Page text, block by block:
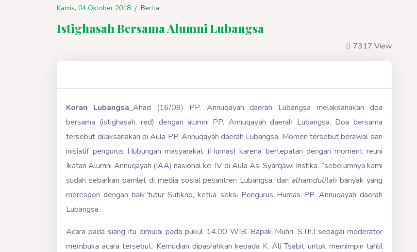
Kamis, 04 Oktober 2018 / Berita
Istighasah Bersama Alumni Lubangsa
7317 View
Koran Lubangsa_Ahad (16/09) PP. Annuqayah daerah Lubangsa melaksanakan doa
bersama (istighasah, red) dengan alumni PP. Annuqayah daerah Lubangsa. Doa bersama
tersebut dilaksanakan di Aula PP. Annuqayah daerah Lubangsa. Momen tersebut berawal dari
inisiatif pengurus Hubungan masyarakat (Humas) karena bertepatan dengan moment reuni
Ikatan Alumni Annuqayah (IAA) nasional ke-IV di Aula As-Syarqawi Instika. “sebelumnya kami
sudah sebarkan pamlet di media sosial pesantren Lubangsa, danalhamdulilah banyak yang
merespon dengan baik”tutur Sutikno, ketua seksi Pengurus Humas PP. Annuqayah daerah
Lubangsa.
Acara pada siang itu dimulai pada pukul 14.00 WIB. Bapak Muhri, S.Th.I sebagai moderator
membuka acara tersebut. Kemudian dipasrahkan kepada K. Ali Tsabit untuk memimpin tahlil